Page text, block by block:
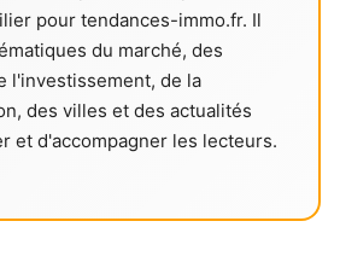
pour tendances-immo.fr. Il
du marché, des
l'investissement, de la
des villes et des actualités
et d'accompagner les lecteurs.